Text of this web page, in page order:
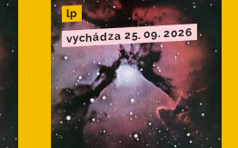
lp
vychádza 25. 09. 2026